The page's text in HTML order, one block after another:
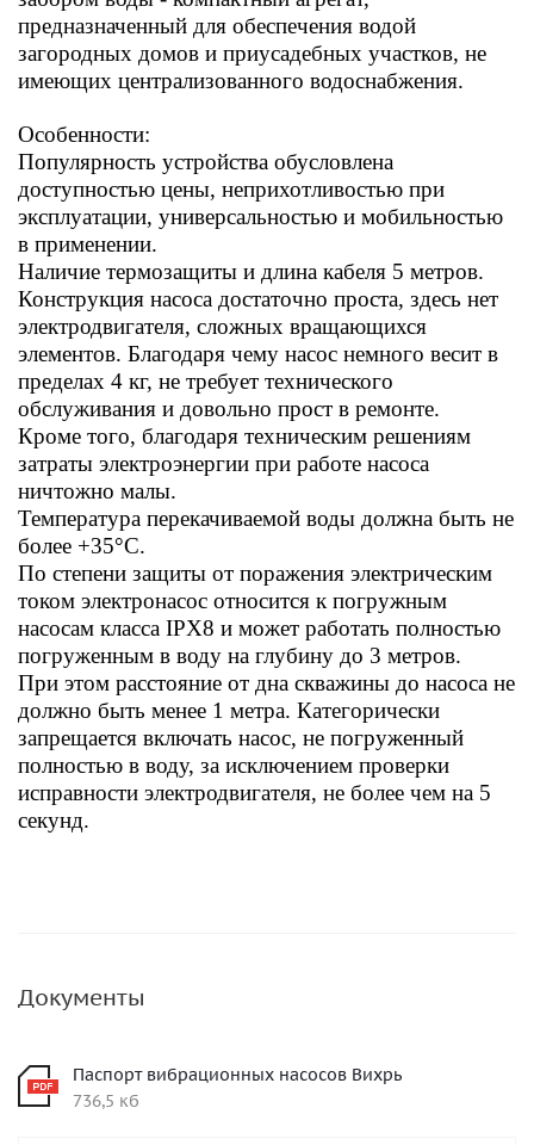
предназначенный для обеспечения водой
загородных домов и приусадебных участков, не
имеющих централизованного водоснабжения.
Особенности:
Популярность устройства обусловлена
доступностью цены, неприхотливостью при
эксплуатации, универсальностью и мобильностью
в применении.
Наличие термозащиты и длина кабеля 5 метров.
Конструкция насоса достаточно проста, здесь нет
электродвигателя, сложных вращающихся
элементов. Благодаря чему насос немного весит в
пределах 4 кг, не требует технического
обслуживания и довольно прост в ремонте.
Кроме того, благодаря техническим решениям
затраты электроэнергии при работе насоса
ничтожно малы.
Температура перекачиваемой воды должна быть не
более +35°С.
По степени защиты от поражения электрическим
током электронасос относится к погружным
насосам класса IPX8 и может работать полностью
погруженным в воду на глубину до 3 метров.
При этом расстояние от дна скважины до насоса не
должно быть менее 1 метра. Категорически
запрещается включать насос, не погруженный
полностью в воду, за исключением проверки
исправности электродвигателя, не более чем на 5
секунд.
Документы
Паспорт вибрационных насосов Вихрь
736,5 кб